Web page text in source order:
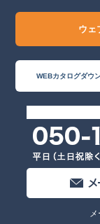
ウェ
WEBカタログダウ